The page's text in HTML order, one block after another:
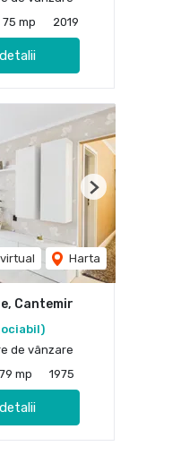
75 mp 2019
Harta
Next
Cantemir
de vânzare
mp 1975